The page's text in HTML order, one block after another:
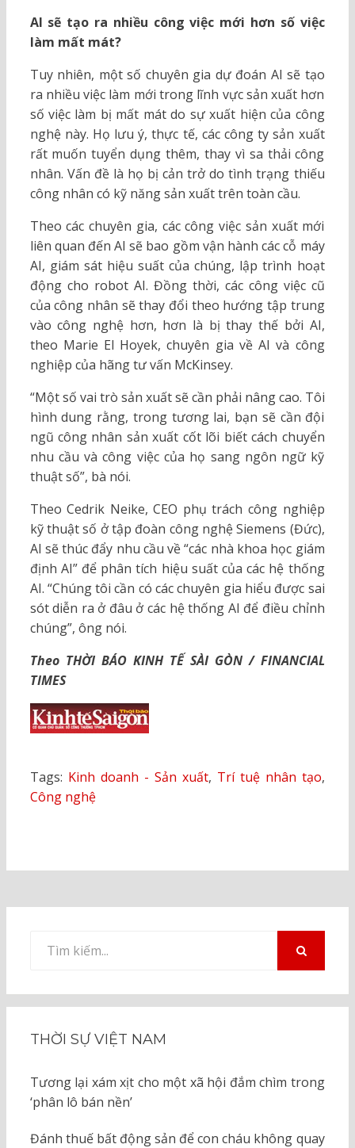
AI sẽ tạo ra nhiều công việc mới hơn số việc
làm mất mát?
Tuy nhiên, một số chuyên gia dự đoán AI sẽ tạo
ra nhiều việc làm mới trong lĩnh vực sản xuất hơn
số việc làm bị mất mát do sự xuất hiện của công
nghệ này. Họ lưu ý, thực tế, các công ty sản xuất
rất muốn tuyển dụng thêm, thay vì sa thải công
nhân. Vấn đề là họ bị cản trở do tình trạng thiếu
công nhân có kỹ năng sản xuất trên toàn cầu.
Theo các chuyên gia, các công việc sản xuất mới
liên quan đến AI sẽ bao gồm vận hành các cỗ máy
AI, giám sát hiệu suất của chúng, lập trình hoạt
động cho robot AI. Đồng thời, các công việc cũ
của công nhân sẽ thay đổi theo hướng tập trung
vào công nghệ hơn, hơn là bị thay thế bởi AI,
theo Marie El Hoyek, chuyên gia về AI và công
nghiệp của hãng tư vấn McKinsey.
“Một số vai trò sản xuất sẽ cần phải nâng cao. Tôi
hình dung rằng, trong tương lai, bạn sẽ cần đội
ngũ công nhân sản xuất cốt lõi biết cách chuyển
nhu cầu và công việc của họ sang ngôn ngữ kỹ
thuật số”, bà nói.
Theo Cedrik Neike, CEO phụ trách công nghiệp
kỹ thuật số ở tập đoàn công nghệ Siemens (Đức),
AI sẽ thúc đẩy nhu cầu về “các nhà khoa học giám
định AI” để phân tích hiệu suất của các hệ thống
AI. “Chúng tôi cần có các chuyên gia hiểu được sai
sót diễn ra ở đâu ở các hệ thống AI để điều chỉnh
chúng”, ông nói.
Theo THỜI BÁO KINH TẾ SÀI GÒN / FINANCIAL
TIMES
Tags: Kinh doanh - Sản xuất, Trí tuệ nhân tạo,
Công nghệ
kiếm
THỜI SỰ VIỆT NAM
Tương lại xám xịt cho một xã hội đắm chìm trong
‘phân lô bán nền’
Đánh thuế bất động sản để con cháu không quay